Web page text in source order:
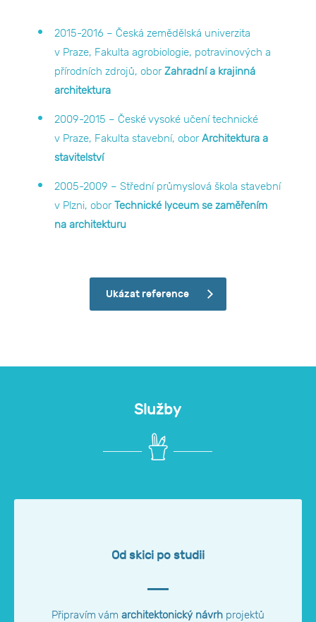
2015-2016 – Česká zemědělská univerzita
v Praze, Fakulta agrobiologie, potravinových a
přírodních zdrojů, oborZahradní a krajinná
architektura
2009-2015 – České vysoké učení technické
v Praze, Fakulta stavební, oborArchitektura a
stavitelství
2005-2009 – Střední průmyslová škola stavební
v Plzni, oborTechnické lyceum se zaměřením
na architekturu
Ukázat reference
Služby
Od skici po studii
Připravím vám architektonický návrhprojektů